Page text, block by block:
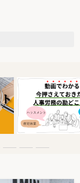
る。ただ、実際のとこ
。というのは、税務職員
してこれらを賦課しない
あるからである。今後の
申告する方が有利だと一
納税者本人に判断しても
断をした場合、必ず、期
て頂きたい。法定の期間
て無駄になってしまうか
問題となるのであるが、
ていないケースが散見さ